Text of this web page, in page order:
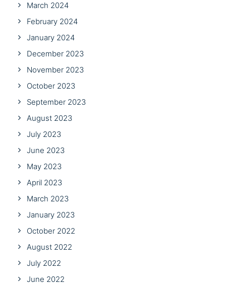
March 2024
February 2024
January 2024
December 2023
November 2023
October 2023
September 2023
August 2023
July 2023
June 2023
May 2023
April 2023
March 2023
January 2023
October 2022
August 2022
July 2022
June 2022